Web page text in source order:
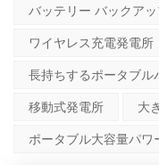
バッテリー バックア
ワイヤレス充電発電所
長持ちするポータブル
移動式発電所 大
ポータブル大容量パワ